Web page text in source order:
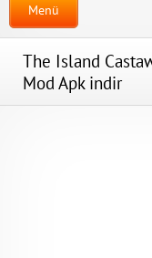
Menü
The Island
Mod Apk indir